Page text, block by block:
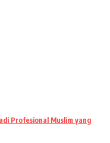
Profesional Muslim yang